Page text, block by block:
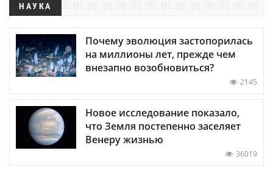
НАУКА
Почему эволюция застопорилась
на миллионы лет, прежде чем
внезапно возобновиться?
2145
Новое исследование показало,
что Земля постепенно заселяет
Венеру жизнью
36019